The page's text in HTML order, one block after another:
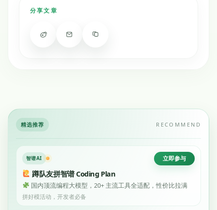
分享文章
精选推荐 RECOMMEND
智谱AI 立即参与
蹲队友拼智谱 Coding Plan
国内顶流编程大模型，20+ 主流工具全适配，性价比拉满
拼好模活动，开发者必备